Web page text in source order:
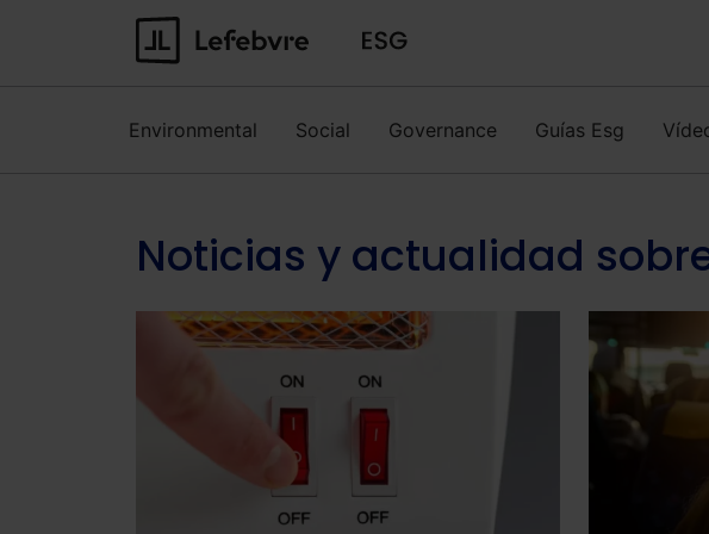
Environmental Social Governance Guías Esg
Noticias y actualidad